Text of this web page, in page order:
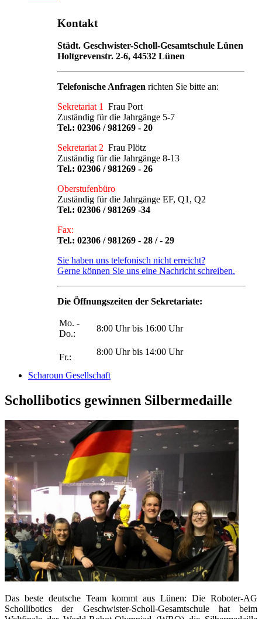
Kontakt
Städt. Geschwister-Scholl-Gesamtschule Lünen
Holtgrevenstr. 2-6, 44532 Lünen
Telefonische Anfragen richten Sie bitte an:
Sekretariat 1 Frau Port
Zuständig für die Jahrgänge 5-7
Tel.: 02306 / 981269 - 20
Sekretariat 2 Frau Plötz
Zuständig für die Jahrgänge 8-13
Tel.: 02306 / 981269 - 26
Oberstufenbüro
Zuständig für die Jahrgänge EF, Q1, Q2
Tel.: 02306 / 981269 -34
Fax:
Tel.: 02306 / 981269 - 28 / - 29
Sie haben uns telefonisch nicht erreicht?
Gerne können Sie uns eine Nachricht schreiben.
Die Öffnungszeiten der Sekretariate:
Mo. -
Do.:
8:00 Uhr bis 16:00 Uhr
Fr.:
8:00 Uhr bis 14:00 Uhr
Scharoun Gesellschaft
Schollibotics gewinnen Silbermedaille
Das beste deutsche Team kommt aus Lünen: Die Roboter-AG
Schollibotics der Geschwister-Scholl-Gesamtschule hat beim